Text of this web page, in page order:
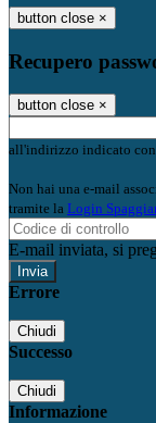
button close ×
Recupero
button close ×
all'indirizzo indicato
Non hai una e-mail
tramite la Login
E-mail inviata, si
Errore
Chiudi
Successo
Chiudi
Informazione